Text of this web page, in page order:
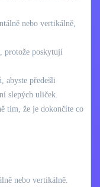
nebo vertikálně,
protože poskytují
abyste předešli
slepých uliček.
tím, že je dokončíte co
nebo vertikálně.